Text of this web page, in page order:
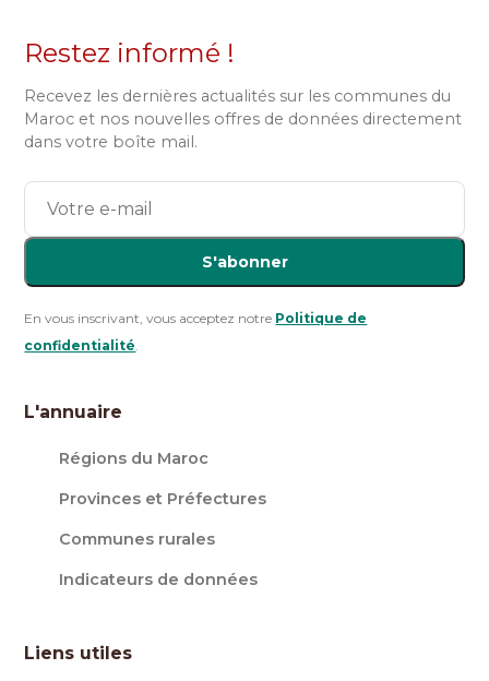
Restez informé !
Recevez les dernières actualités sur les communes du
Maroc et nos nouvelles offres de données directement
dans votre boîte mail.
S'abonner
En vous inscrivant, vous acceptez notre Politique de
confidentialité.
L'annuaire
Régions du Maroc
Provinces et Préfectures
Communes rurales
Indicateurs de données
Liens utiles